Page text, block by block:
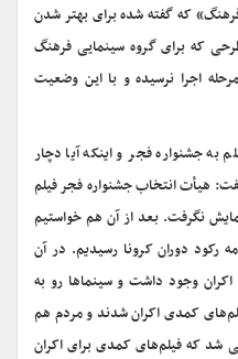
که گفته شده برای بهتر شدن
که برای گروه سینمایی فرهنگ
اجرا نرسیده و با این وضعیت
به جشنواره فجر و اینکه آیا دچار
هیأت انتخاب جشنواره فجر فیلم
نگرفت. بعد از آن هم خواستیم
رکود دوران کرونا رسیدیم. در آن
وجود داشت و سینماها رو به
کمدی اکران شدند و مردم هم
شد که فیلم‌های کمدی برای اکران